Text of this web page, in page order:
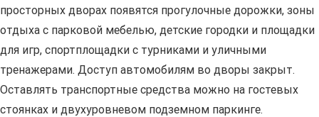
просторных дворах появятся прогулочные дорожки, зоны
отдыха с парковой мебелью, детские городки и площадки
для игр, спортплощадки с турниками и уличными
тренажерами. Доступ автомобилям во дворы закрыт.
Оставлять транспортные средства можно на гостевых
стоянках и двухуровневом подземном паркинге.